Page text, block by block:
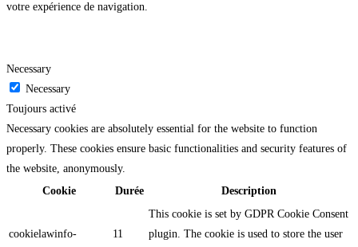
votre expérience de navigation.
Necessary
Necessary
Toujours activé
Necessary cookies are absolutely essential for the website to function
properly. These cookies ensure basic functionalities and security features of
the website, anonymously.
Cookie
Durée Description
cookielawinfo-
11
This cookie is set by GDPR Cookie Consent
plugin. The cookie is used to store the user